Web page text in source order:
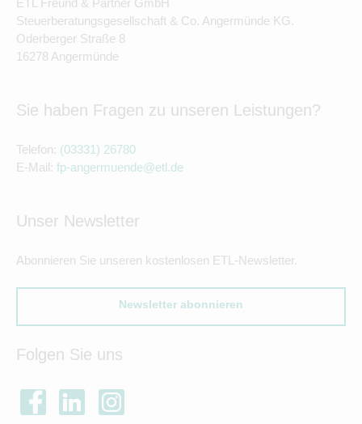
Steuerberatungsgesellschaft & Co. Angermünde KG.
Oderberger Straße 8
16278 Angermünde
Sie haben Fragen zu unseren Leistungen?
Telefon: (03331) 26780
E-Mail: fp-angermuende@etl.de
Unser Newsletter
Abonnieren Sie unseren kostenlosen ETL-Newsletter.
Newsletter abonnieren
Folgen Sie uns